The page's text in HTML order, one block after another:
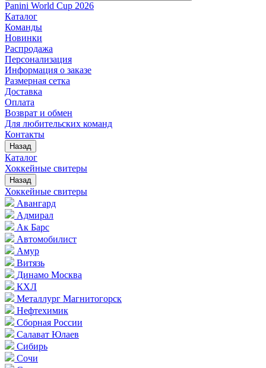
Panini World Cup 2026
Каталог
Команды
Новинки
Распродажа
Персонализация
Информация о заказе
Размерная сетка
Доставка
Оплата
Возврат и обмен
Для любительских команд
Контакты
Назад
Каталог
Хоккейные свитеры
Назад
Хоккейные свитеры
Авангард
Адмирал
Ак Барс
Автомобилист
Амур
Витязь
Динамо Москва
КХЛ
Металлург Магнитогорск
Нефтехимик
Сборная России
Салават Юлаев
Сибирь
Сочи